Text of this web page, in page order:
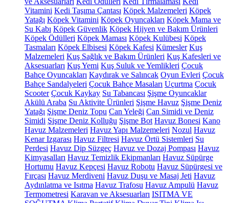
Vitamini Kedi Taşıma Çantası Köpek Malzemeleri Köpek
Yatağı Köpek Vitamini Köpek Oyuncakları Köpek Mama ve
Su Kabı Köpek Güvenlik Köpek Hijyen ve Bakım Ürünleri
Köpek Ödülleri Köpek Maması Köpek Kulübesi Köpek
Tasmaları Köpek Elbisesi Köpek Kafesi Kümesler Kuş
Malzemeleri Kuş Sağlık ve Bakım Ürünleri Kuş Kafesleri ve
Aksesuarları Kuş Yemi Kuş Suluk ve Yemlikleri Çocuk
Bahçe Oyuncakları Kaydırak ve Salıncak Oyun Evleri Çocuk
Bahçe Sandalyeleri Çocuk Bahçe Masaları Uçurtma Çocuk
Scooter Çocuk Kaykay Su Tabancası Şişme Oyuncaklar
Akülü Araba Su Aktivite Ürünleri Şişme Havuz Şişme Deniz
Yatağı Şişme Deniz Topu Can Yeleği Can Simidi ve Deniz
Simidi Şişme Deniz Kolluğu Şişme Bot Havuz Bonesi Kano
Havuz Malzemeleri Havuz Yapı Malzemeleri Nozul Havuz
Kenar Izgarası Havuz Filtresi Havuz Örtü Sistemleri Su
Perdesi Havuz Dip Süzgeç Havuz ve Dozaj Pompası Havuz
Kimyasalları Havuz Temizlik Ekipmanları Havuz Süpürge
Hortumu Havuz Kepçesi Havuz Robotu Havuz Süpürgesi ve
Fırçası Havuz Merdiveni Havuz Duşu ve Masaj Jeti Havuz
Aydınlatma ve Isıtma Havuz Trafosu Havuz Ampulü Havuz
Termometresi Karavan ve Aksesuarları ISITMA VE